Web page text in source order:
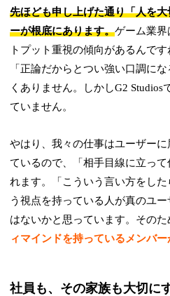
先ほども申し上げた通り「人を
ーが根底にあります。ゲーム業界
トプット重視の傾向があるんで
「正論だからとつい強い口調に
くありません。しかしG2
ていません。
やはり、我々の仕事はユーザー
ているので、「相手目線に立っ
れます。「こういう言い方をし
う視点を持っている人が真のユ
はないかと思っています。そのた
ィマインドを持っているメンバー
社員も、その家族も大切に